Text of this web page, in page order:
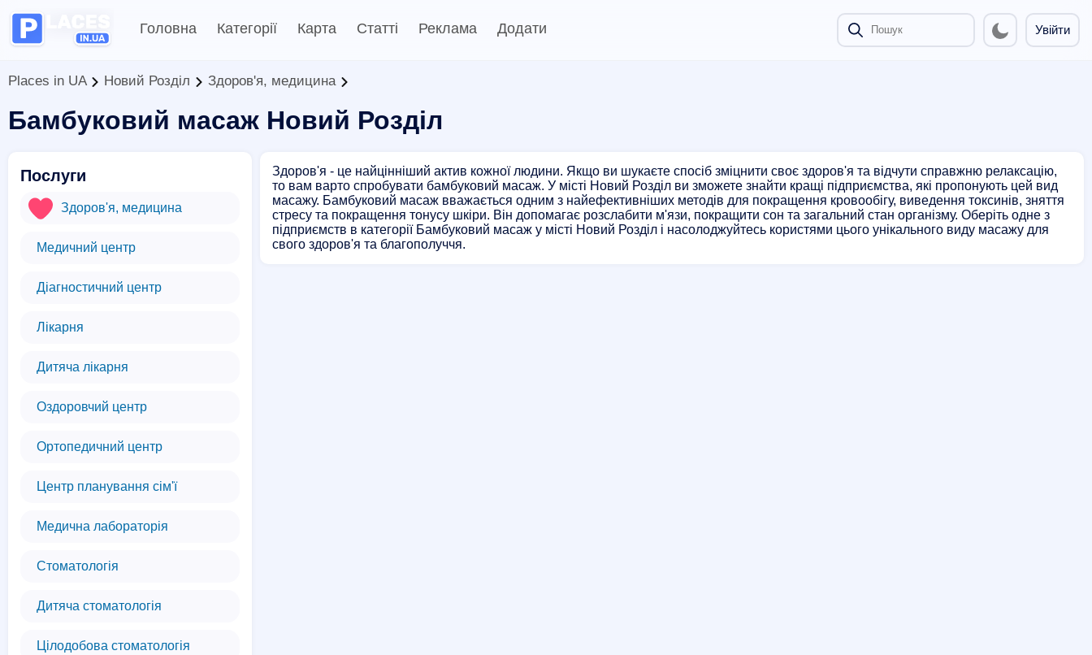
Головна Категорії Карта Статті Реклама Додати Увійти
Places in UA Новий Розділ Здоров'я, медицина
Бамбуковий масаж Новий Розділ
Послуги
Здоров'я, медицина
Медичний центр
Діагностичний центр
Лікарня
Дитяча лікарня
Оздоровчий центр
Ортопедичний центр
Центр планування сім'ї
Медична лабораторія
Стоматологія
Дитяча стоматологія
Цілодобова стоматологія
Здоров'я - це найцінніший актив кожної людини. Якщо ви шукаєте спосіб зміцнити своє здоров'я та відчути справжню релаксацію,
то вам варто спробувати бамбуковий масаж. У місті Новий Розділ ви зможете знайти кращі підприємства, які пропонують цей вид
масажу. Бамбуковий масаж вважається одним з найефективніших методів для покращення кровообігу, виведення токсинів, зняття
стресу та покращення тонусу шкіри. Він допомагає розслабити м'язи, покращити сон та загальний стан організму. Оберіть одне з
підприємств в категорії Бамбуковий масаж у місті Новий Розділ і насолоджуйтесь користями цього унікального виду масажу для
свого здоров'я та благополуччя.